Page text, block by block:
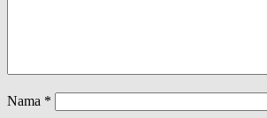
Nama *